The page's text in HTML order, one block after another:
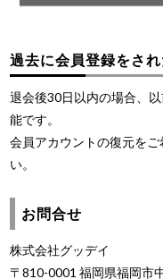
過去に会員登録をさ
退会後30日以内の場合、
能です。
会員アカウントの復元を
い。
お問合せ
株式会社グッデイ
〒810-0001 福岡県福岡市